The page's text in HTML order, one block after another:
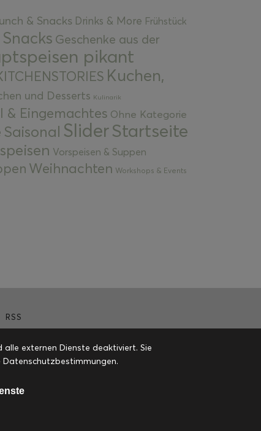
& Snacks Drinks & More Frühstück
Geschenke aus der
pikant
Kuchen,
und Desserts Kulinarik
& Eingemachtes Ohne Kategorie
Saisonal SliderStartseite
Vorspeisen & Suppen
Weihnachten Workshops & Events
RSS
externen Dienste deaktiviert. Sie
Datenschutzbestimmungen.